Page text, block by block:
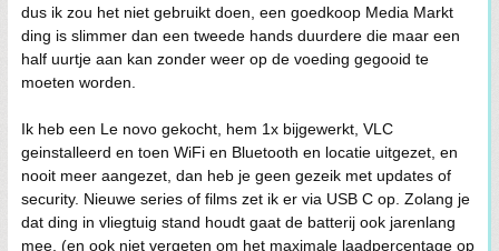
dus ik zou het niet gebruikt doen, een goedkoop Media Markt
ding is slimmer dan een tweede hands duurdere die maar een
half uurtje aan kan zonder weer op de voeding gegooid te
moeten worden.
Ik heb een Le novo gekocht, hem 1x bijgewerkt, VLC
geinstalleerd en toen WiFi en Bluetooth en locatie uitgezet, en
nooit meer aangezet, dan heb je geen gezeik met updates of
security. Nieuwe series of films zet ik er via USB C op. Zolang je
dat ding in vliegtuig stand houdt gaat de batterij ook jarenlang
mee, (en ook niet vergeten om het maximale laadpercentage op